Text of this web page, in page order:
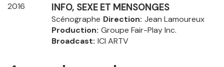
2016 INFO, SEXE ET MENSONGES
Scénographe Direction Jean Lamoureux
Production Groupe Fair-Play Inc.
Broadcast ICI ARTV